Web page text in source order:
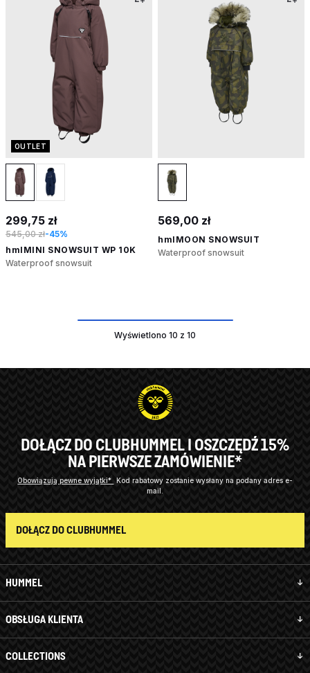
OUTLET
299,75 zł
545,00 zł-45%
hmlMINI SNOWSUIT WP 10K
Waterproof snowsuit
569,00 zł
hmlMOON SNOWSUIT
Waterproof snowsuit
Wyświetlono 10 z 10
HUMMEL
OBSŁUGA KLIENTA
COLLECTIONS
DOŁĄCZ DO CLUBHUMMEL I OSZCZĘDŹ 15%
NA PIERWSZE ZAMÓWIENIE*
Obowiązują pewne wyjątki* Kod rabatowy zostanie wysłany na podany adres e-
mail.
DOŁĄCZ DO CLUBHUMMEL